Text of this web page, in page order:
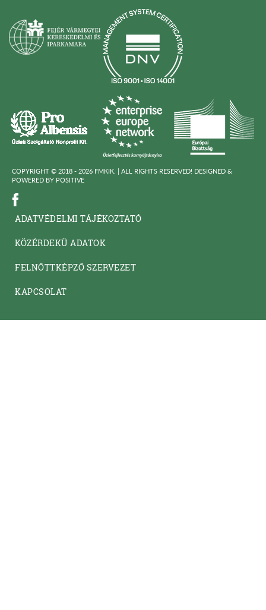
COPYRIGHT © 2018 - 2026 FMKIK. | ALL RIGHTS RESERVED! DESIGNED &
POWERED BY POSITIVE
ADATVÉDELMI TÁJÉKOZTATÓ
KÖZÉRDEKÜ ADATOK
FELNŐTTKÉPZŐ SZERVEZET
KAPCSOLAT